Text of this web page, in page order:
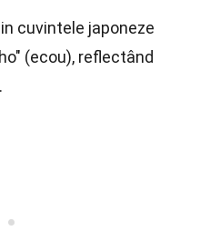
cuvintele japoneze
(ecou), reflectând